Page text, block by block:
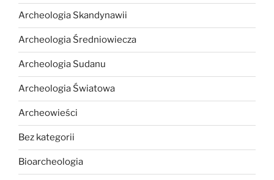
Archeologia Skandynawii
Archeologia Średniowiecza
Archeologia Sudanu
Archeologia Światowa
Archeowieści
Bez kategorii
Bioarcheologia